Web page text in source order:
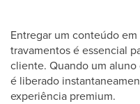
Entregar um conteúdo
travamentos é essencial
cliente. Quando um
é liberado
experiência premium.